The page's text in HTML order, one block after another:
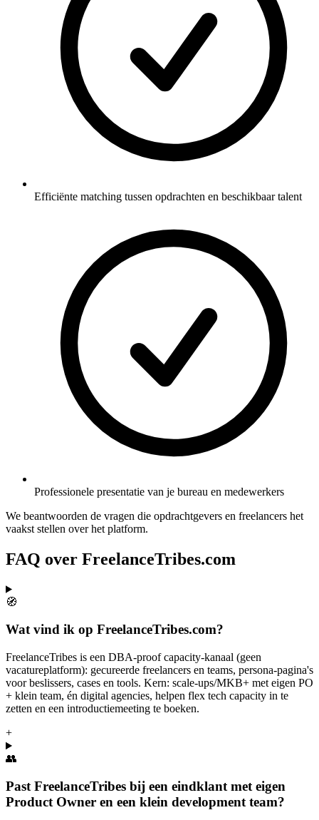
Efficiënte matching tussen opdrachten en beschikbaar talent
Professionele presentatie van je bureau en medewerkers
We beantwoorden de vragen die opdrachtgevers en freelancers het
vaakst stellen over het platform.
FAQ over FreelanceTribes.com
🧭
Wat vind ik op FreelanceTribes.com?
FreelanceTribes is een DBA-proof capacity-kanaal (geen
vacatureplatform): gecureerde freelancers en teams, persona-pagina's
voor beslissers, cases en tools. Kern: scale-ups/MKB+ met eigen PO
+ klein team, én digital agencies, helpen flex tech capacity in te
zetten en een introductiemeeting te boeken.
+
👥
Past FreelanceTribes bij een eindklant met eigen
Product Owner en een klein development team?